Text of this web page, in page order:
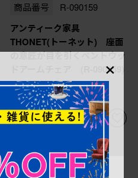
商品番号 R-090159
アンティーク家具
THONET(トーネット) 座面
の意匠が目を引くベントウッ
ドアームチェア (R-090159)
幅：615㎜
奥行：570㎜
高さ：810㎜
×